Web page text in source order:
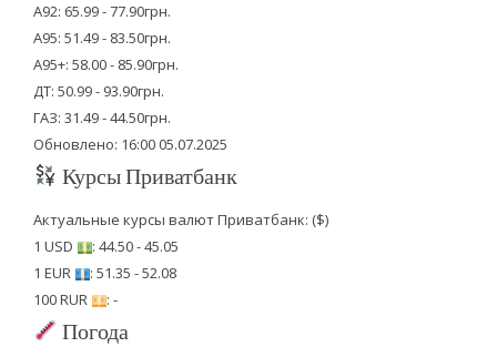
А92: 65.99 - 77.90грн.
А95: 51.49 - 83.50грн.
А95+: 58.00 - 85.90грн.
ДТ: 50.99 - 93.90грн.
ГАЗ: 31.49 - 44.50грн.
Обновлено: 16:00 05.07.2025
Курсы Приватбанк
Актуальные курсы валют Приватбанк: ($)
1 USD
: 44.50 - 45.05
1 EUR
: 51.35 - 52.08
100 RUR
: -
Погода